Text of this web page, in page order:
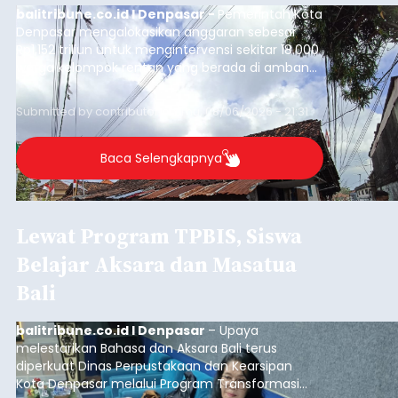
balitribune.co.id I Denpasar - Pemerintah Kota
Denpasar mengalokasikan anggaran sebesar
Rp1,152 triliun untuk mengintervensi sekitar 18.000
warga kelompok rentan yang berada di ambang
garis kemiskinan. Langkah strategis ini diambil
guna menjaga masyarakat yang berada pada
kelompok desil 5 dan 6 tersebut agar tidak
merosot ke kategori miskin.
Submitted by contributor Thu, 08/06/2026 - 21:31
Baca Selengkapnya
Lewat Program TPBIS, Siswa
Belajar Aksara dan Masatua
Bali
balitribune.co.id I Denpasar – Upaya
melestarikan Bahasa dan Aksara Bali terus
diperkuat Dinas Perpustakaan dan Kearsipan
Kota Denpasar melalui Program Transformasi